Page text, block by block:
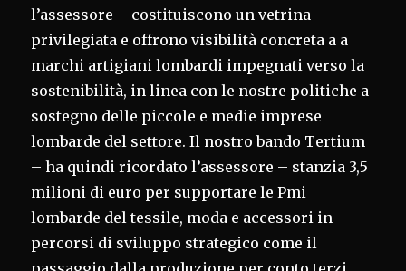
l’assessore – costituiscono un vetrina
privilegiata e offrono visibilità concreta a a
marchi artigiani lombardi impegnati verso la
sostenibilità, in linea con le nostre politiche a
sostegno delle piccole e medie imprese
lombarde del settore. Il nostro bando Tertium
– ha quindi ricordato l’assessore – stanzia 3,5
milioni di euro per supportare le Pmi
lombarde del tessile, moda e accessori in
percorsi di sviluppo strategico come il